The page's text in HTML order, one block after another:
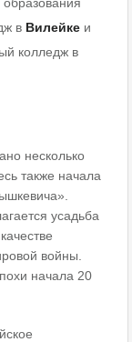
в Вилейке и
колледж в
несколько
также начала
усадьба
войны.
начала 20